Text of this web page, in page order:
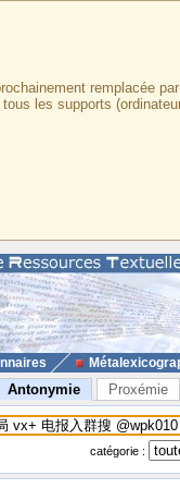
remplacée
les supports
Antonymie Proxémie
catégorie :